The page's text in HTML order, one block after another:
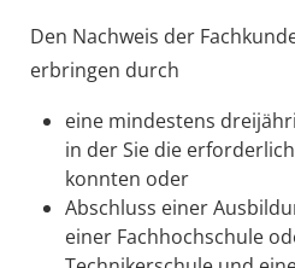
Den Nachweis der
erbringen durch
eine mindestens
in der Sie die
konnten oder
Abschluss einer
einer Fachhochschule